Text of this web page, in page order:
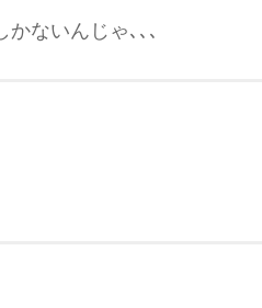
ないんじゃ､､､